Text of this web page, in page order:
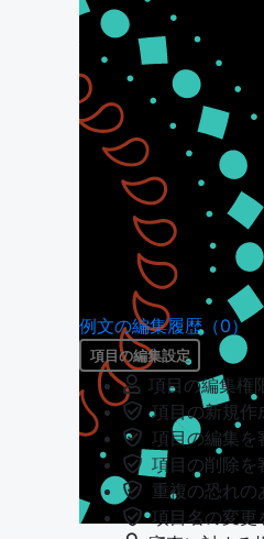
例文の編集履歴（0）
項目の編集設定
項目の編集権
項目の新規作
項目の編集を
項目の削除を
重複の恐れ
項目名の変更